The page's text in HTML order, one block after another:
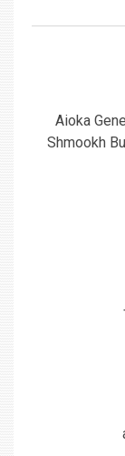
Aioka
Shmookh